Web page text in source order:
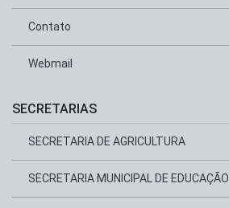
Contato
Webmail
SECRETARIAS
SECRETARIA DE AGRICULTURA
SECRETARIA MUNICIPAL DE EDUCAÇÃO